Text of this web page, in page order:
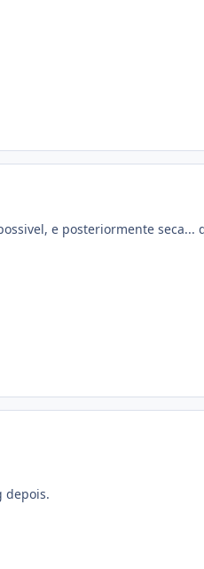
e posteriormente seca...
depois.